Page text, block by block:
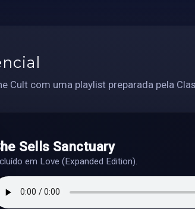
Cult com uma playlist preparada pela
Sells Sanctuary
em Love (Expanded Edition).